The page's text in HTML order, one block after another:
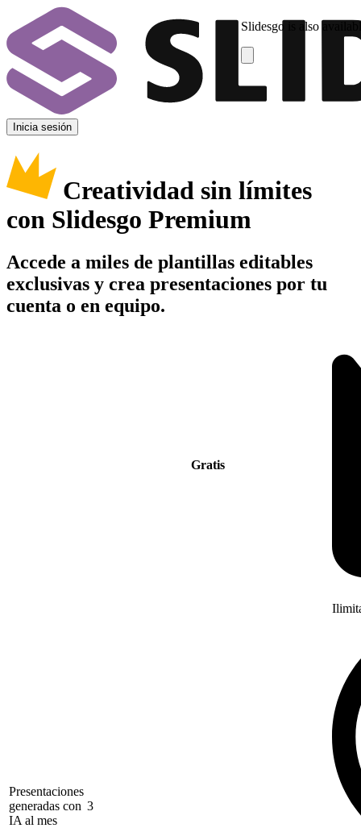
Slidesgo is also
Inicia sesión
Creatividad sin límites
con Slidesgo Premium
Accede a miles de plantillas editables
exclusivas y crea presentaciones por tu
cuenta o en equipo.
Gratis
Presentaciones
generadas con
IA al mes
3